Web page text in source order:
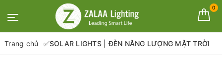
0
Trang chủ ✅SOLAR LIGHTS | ĐÈN NĂNG LƯỢNG MẶT TRỜI